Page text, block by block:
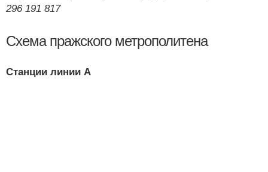
296 191 817
Схема пражского метрополитена
Станции линии A